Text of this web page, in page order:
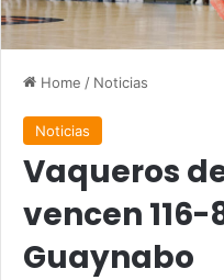
Home / Noticias
Noticias
Vaqueros
vencen 116-
Guaynabo